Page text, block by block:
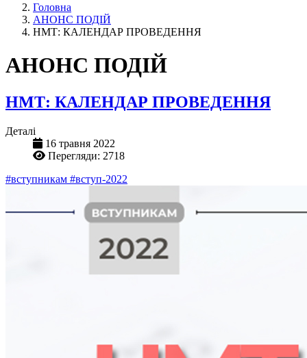
Головна
АНОНС ПОДІЙ
НМТ: КАЛЕНДАР ПРОВЕДЕННЯ
АНОНС ПОДІЙ
НМТ: КАЛЕНДАР ПРОВЕДЕННЯ
Деталі
16 травня 2022
Перегляди: 2718
#вступникам #вступ-2022